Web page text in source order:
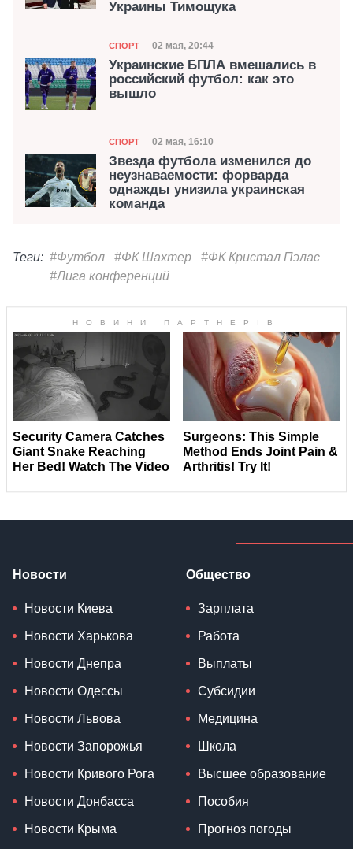
Украины Тимощука
Категория
СПОРТ Дата публикации
02 мая, 20:44
Украинские БПЛА вмешались в
российский футбол: как это
вышло
Категория
СПОРТ Дата публикации
02 мая, 16:10
Звезда футбола изменился до
неузнаваемости: форварда
однажды унизила украинская
команда
Теги: #Футбол #ФК Шахтер
#ФК Кристал Пэлас
#Лига конференций
Новости
Новости Киева
Новости Харькова
Новости Днепра
Новости Одессы
Новости Львова
Новости Запорожья
Новости Кривого Рога
Новости Донбасса
Новости Крыма
Общество
Зарплата
Работа
Выплаты
Субсидии
Медицина
Школа
Высшее образование
Пособия
Прогноз погоды